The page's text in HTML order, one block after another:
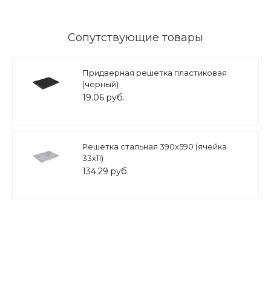
Сопутствующие товары
Придверная решетка пластиковая
(черный)
19.06 руб.
Решетка стальная 390х590 (ячейка
33х11)
134.29 руб.